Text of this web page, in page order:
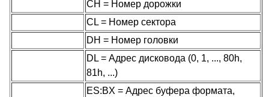
CH = Номер дорожки
CL = Номер сектора
DH = Номер головки
DL = Адрес дисковода (0, 1, ..., 80h,
81h, ...)
ES:BX = Адрес буфера формата,